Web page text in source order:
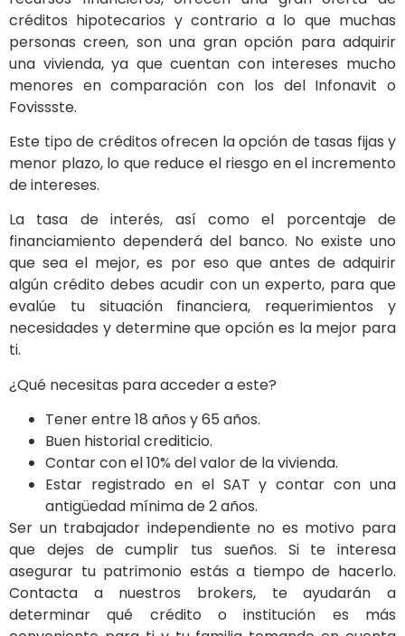
créditos hipotecarios y contrario a lo que muchas
personas creen, son una gran opción para adquirir
una vivienda, ya que cuentan con intereses mucho
menores en comparación con los del Infonavit o
Fovissste.
Este tipo de créditos ofrecen la opción de tasas fijas y
menor plazo, lo que reduce el riesgo en el incremento
de intereses.
La tasa de interés, así como el porcentaje de
financiamiento dependerá del banco. No existe uno
que sea el mejor, es por eso que antes de adquirir
algún crédito debes acudir con un experto, para que
evalúe tu situación financiera, requerimientos y
necesidades y determine que opción es la mejor para
ti.
¿Qué necesitas para acceder a este?
Tener entre 18 años y 65 años.
Buen historial crediticio.
Contar con el 10% del valor de la vivienda.
Estar registrado en el SAT y contar con una
antigüedad mínima de 2 años.
Ser un trabajador independiente no es motivo para
que dejes de cumplir tus sueños. Si te interesa
asegurar tu patrimonio estás a tiempo de hacerlo.
Contacta a nuestros brokers, te ayudarán a
determinar qué crédito o institución es más